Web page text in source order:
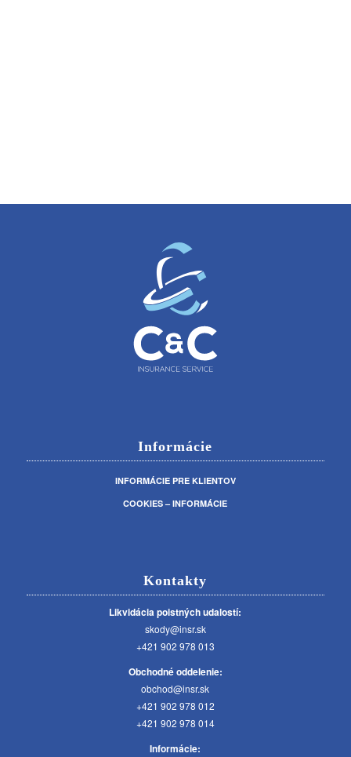
Informácie
INFORMÁCIE PRE KLIENTOV
COOKIES – INFORMÁCIE
Kontakty
Likvidácia poistných udalostí:
skody@insr.sk
+421 902 978 013
Obchodné oddelenie:
obchod@insr.sk
+421 902 978 012
+421 902 978 014
Informácie: